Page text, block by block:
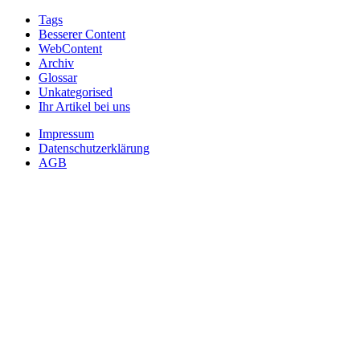
Tags
Besserer Content
WebContent
Archiv
Glossar
Unkategorised
Ihr Artikel bei uns
Impressum
Datenschutzerklärung
AGB